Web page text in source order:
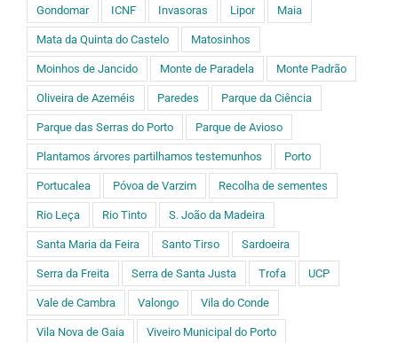
Gondomar ICNF Invasoras Lipor Maia
Mata da Quinta do Castelo Matosinhos
Moinhos de Jancido Monte de Paradela Monte Padrão
Oliveira de Azeméis Paredes Parque da Ciência
Parque das Serras do Porto Parque de Avioso
Plantamos árvores partilhamos testemunhos Porto
Portucalea Póvoa de Varzim Recolha de sementes
Rio Leça Rio Tinto S. João da Madeira
Santa Maria da Feira Santo Tirso Sardoeira
Serra da Freita Serra de Santa Justa Trofa UCP
Vale de Cambra Valongo Vila do Conde
Vila Nova de Gaia Viveiro Municipal do Porto